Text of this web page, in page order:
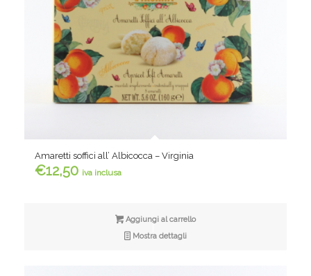
Amaretti soffici all’ Albicocca – Virginia
€12,50 iva inclusa
Aggiungi al carrello
Mostra dettagli